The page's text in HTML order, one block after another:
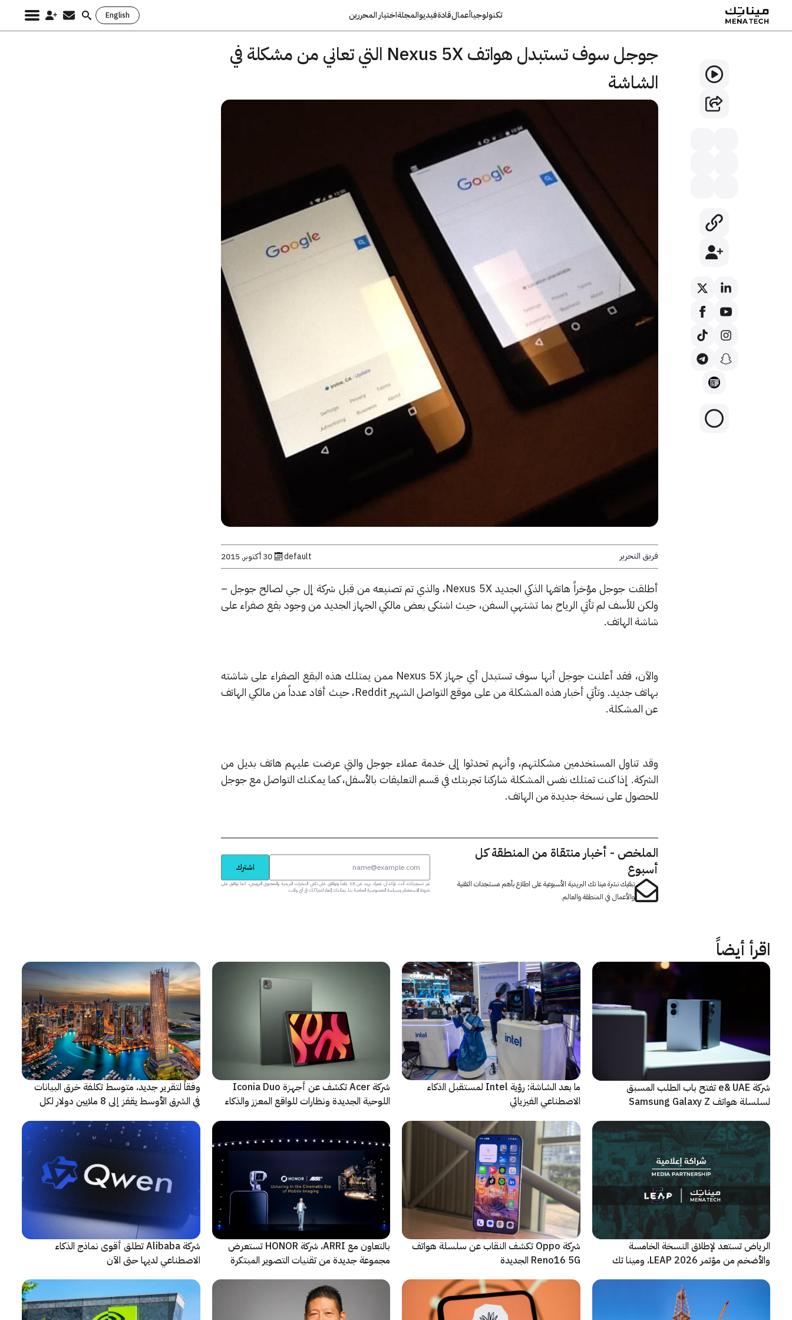
تكنولوجياأعمالقادةفيديوالمجلةاختيار المحررين English
Search
جوجل سوف تستبدل هواتف Nexus 5X التي تعاني من مشكلة في
الشاشة
فريق التحرير default 30 أكتوبر, 2015
أطلقت جوجل مؤخراً هاتفها الذكي الجديد Nexus 5X، والذي تم تصنيعه من قبل شركة إل جي لصالح جوجل –
ولكن للأسف لم تأتي الرياح بما تشتهي السفن، حيث اشتكى بعض مالكي الجهاز الجديد من وجود بقع صفراء على
شاشة الهاتف.
والآن، فقد أعلنت جوجل أنها سوف تستبدل أي جهاز Nexus 5X ممن يمتلك هذه البقع الصفراء على شاشته
بهاتف جديد. وتأتي أخبار هذه المشكلة من على موقع التواصل الشهير Reddit، حيث أفاد عدداً من مالكي الهاتف
عن المشكلة.
وقد تناول المستخدمين مشكلتهم، وأنهم تحدثوا إلى خدمة عملاء جوجل والتي عرضت عليهم هاتف بديل من
الشركة. إذا كنت تمتلك نفس المشكلة شاركنا تجربتك في قسم التعليقات بالأسفل، كما يمكنك التواصل مع جوجل
للحصول على نسخة جديدة من الهاتف.
الملخص - أخبار منتقاة من المنطقة كل
أسبوع
تبقيك نشرة مينا تك البريدية الأسبوعية على اطلاع بأهم مستجدات التقنية
والأعمال في المنطقة والعالم.
اشترك
عبر تسجيلك، أنت تؤكد أن عمرك يزيد عن 18 عاماً وتوافق على تلقي النشرات البريدية والمحتوى الترويجي، كما توافق على
شروط الاستخدام وسياسة الخصوصية الخاصة بنا. يمكنك إلغاء اشتراكك في أي وقت.
اقرأ أيضاً
شركة e& UAE تفتح باب الطلب المسبق
لسلسلة هواتف Samsung Galaxy Z
ﻣا بعد الشاشة: رؤية Intel لمستقبل اﻟذﻛﺎء
الاصطناعي الفيزيائي
شركة Acer تكشف عن أجهزة Iconia Duo
اللوحية الجديدة ونظارات للواقع المعزز والذكاء
وفقاً لتقرير جديد، متوسط تكلفة خرق البيانات
في الشرق الأوسط يقفز إلى 8 ملايين دولار لكل
الرياض تستعد لإطلاق النسخة الخامسة
والأضخم من مؤتمر LEAP 2026، ومينا تك
شركة Oppo تكشف النقاب عن سلسلة هواتف
Reno16 5G الجديدة
بالتعاون مع ARRI، شركة HONOR تستعرض
مجموعة جديدة من تقنيات التصوير المبتكرة
شركة Alibaba تطلق أقوى نماذج الذكاء
الاصطناعي لديها حتى الآن